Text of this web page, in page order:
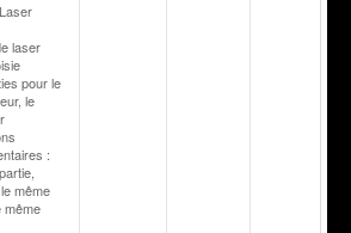
laser
pour le
le
:
même
même